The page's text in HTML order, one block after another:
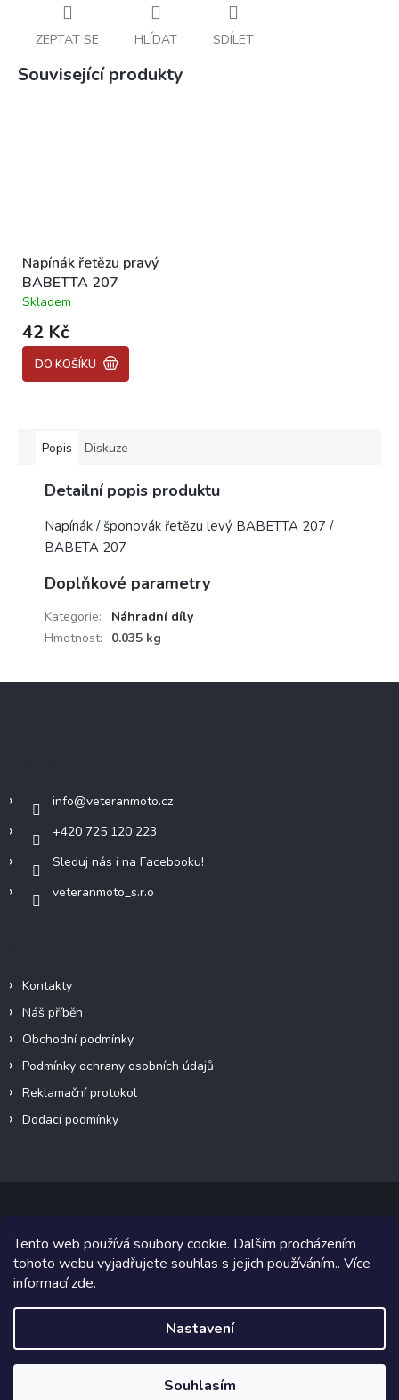
Tento web používá soubory cookie. Dalším procházením
tohoto webu vyjadřujete souhlas s jejich používáním.. Více
informacízde.
Nastavení
Souhlasím
ZEPTAT SE HLÍDAT SDÍLET
Související produkty
Napínák řetězu pravý
BABETTA 207
Průměrné
hodnocení
produktu
je
5,0
Skladem
42 Kč
DO KOŠÍKU
Popis Diskuze
Detailní popis produktu
Napínák / šponovák řetězu levý BABETTA 207 /
BABETA 207
Doplňkové parametry
Kategorie:
Náhradní díly
Hmotnost: 0.035 kg
info@veteranmoto.cz
+420 725 120 223
Sleduj nás i na Facebooku!
veteranmoto_s.r.o
Kontakty
Náš příběh
Obchodní podmínky
Podmínky ochrany osobních údajů
Reklamační protokol
Dodací podmínky
Copyright 2026VeteránMoto s.r.o.. Všechna práva vyhrazena.
Grafický návrh vytvořil a na Shoptet implementoval
Shoptetak.cz.
Vytvořil Shoptet